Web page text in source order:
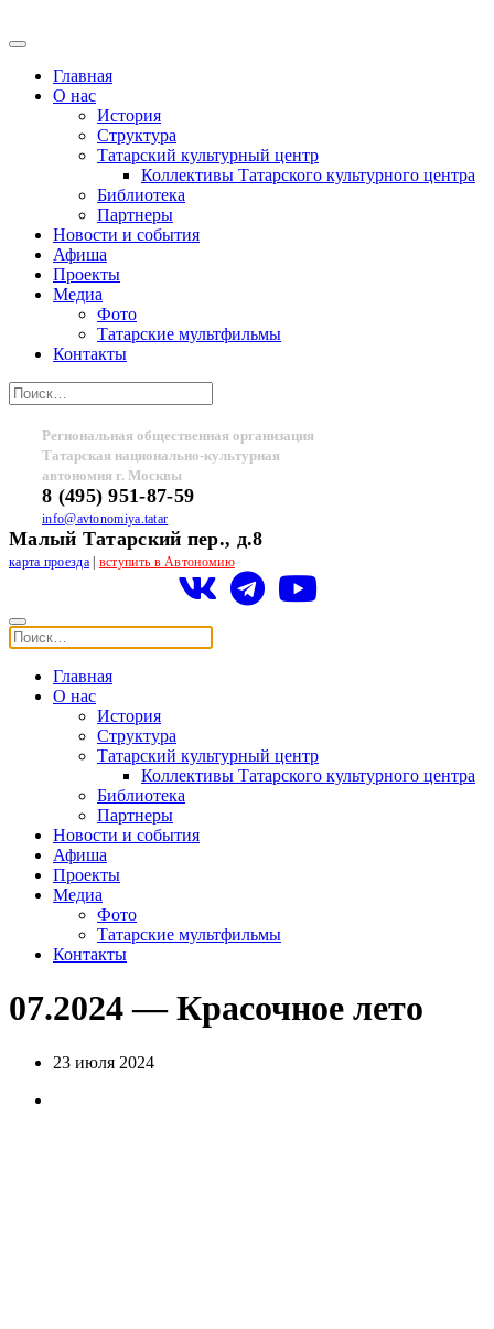
Главная
О нас
История
Структура
Татарский культурный центр
Коллективы Татарского культурного центра
Библиотека
Партнеры
Новости и события
Афиша
Проекты
Медиа
Фото
Татарские мультфильмы
Контакты
Региональная общественная организация
Татарская национально-культурная
автономия г. Москвы
8 (495) 951-87-59
info@avtonomiya.tatar
Малый Татарский пер., д.8
карта проезда| вступить в Автономию
Главная
О нас
История
Структура
Татарский культурный центр
Коллективы Татарского культурного центра
Библиотека
Партнеры
Новости и события
Афиша
Проекты
Медиа
Фото
Татарские мультфильмы
Контакты
07.2024 — Красочное лето
23 июля 2024